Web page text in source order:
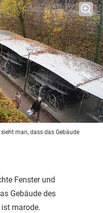
man, dass das Gebäude
Fenster und
Gebäude des
marode.